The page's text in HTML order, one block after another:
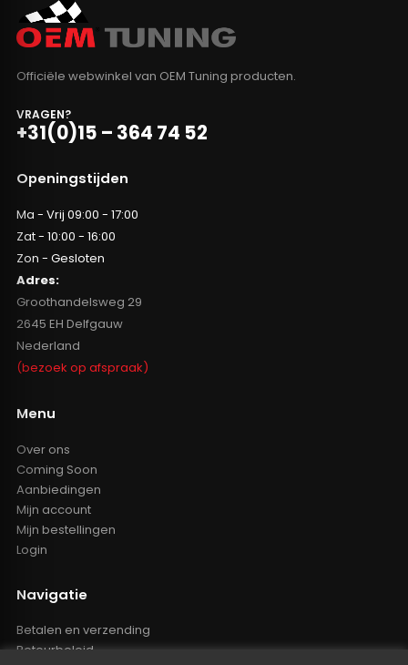
Officiële webwinkel van OEM Tuning producten.
VRAGEN?
+31(0)15 – 364 74 52
Openingstijden
Ma - Vrij 09:00 - 17:00
Zat - 10:00 - 16:00
Zon - Gesloten
Adres:
Groothandelsweg 29
2645 EH Delfgauw
Nederland
(bezoek op afspraak)
Menu
Over ons
Coming Soon
Aanbiedingen
Mijn account
Mijn bestellingen
Login
Navigatie
Betalen en verzending
Retourbeleid